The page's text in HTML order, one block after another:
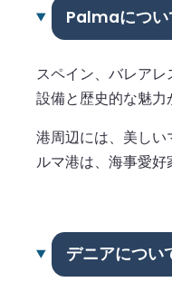
Palmaについ
スペイン、バレア
設備と歴史的な魅力
港周辺には、美し
ルマ港は、海事愛好
デニアについ